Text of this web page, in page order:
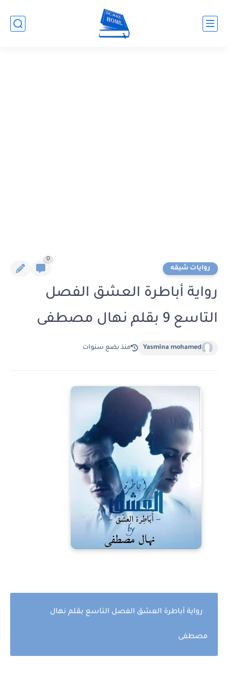
روايات شيقه
0
رواية أباطرة العشق الفصل
التاسع 9 بقلم نهال مصطفى
Yasmina mohamed منذ بضع سنوات
رواية أباطرة العشق الفصل التاسع بقلم نهال
مصطفى